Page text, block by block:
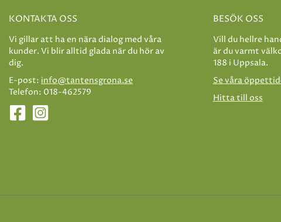
KONTAKTA OSS
Vi gillar att ha en nära dialog med våra
kunder. Vi blir alltid glada när du hör av
dig.
E-post: info@tantensgrona.se
Telefon: 018-462579
BESÖK OSS
Vill du hellre
är du varmt
188 i Uppsala.
Se våra
Hitta till oss